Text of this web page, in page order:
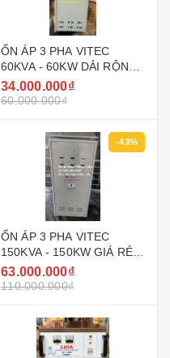
ỔN ÁP 3 PHA VITEC
60KVA - 60KW DẢI RỘNG
160V - 430V ( 90V - 250V )
GIÁ RẺ
34.000.000₫
60.000.000₫
-43%
ỔN ÁP 3 PHA VITEC
150KVA - 150KW GIÁ RẺ
NHẤT THỊ TRƯỜNG
63.000.000₫
110.000.000₫